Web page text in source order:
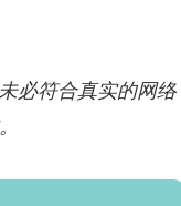
必符合真实的网络